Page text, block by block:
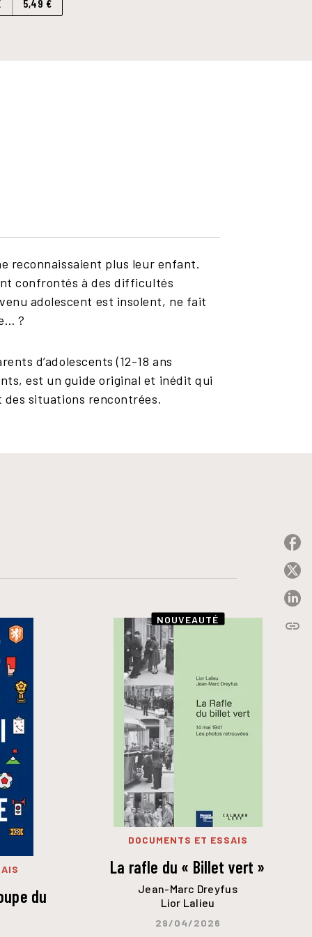
5,49 €
reconnaissaient plus leur enfant.
confrontés à des difficultés
adolescent est insolent, ne fait
?
d’adolescents (12-18 ans
est un guide original et inédit qui
des situations rencontrées.
du
NOUVEAUTÉ
DOCUMENTS ET ESSAIS
La rafle du « Billet vert »
Jean-Marc Dreyfus
Lior Lalieu
29/04/2026
link